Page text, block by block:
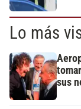
Lo más
sus